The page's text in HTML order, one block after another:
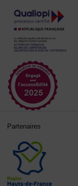
Partenaires